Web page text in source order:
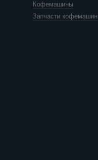
Кофемашины
Запчасти кофемашин